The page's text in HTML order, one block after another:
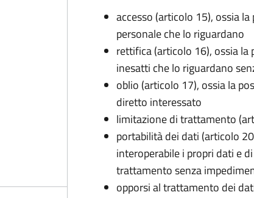
accesso (articolo 15), ossia
personale che lo riguardano
rettifica (articolo 16), ossia
inesatti che lo riguardano
oblio (articolo 17), ossia la
diretto interessato
limitazione di trattamento
portabilità dei dati (articolo
interoperabile i propri dati e
trattamento senza
opporsi al trattamento dei